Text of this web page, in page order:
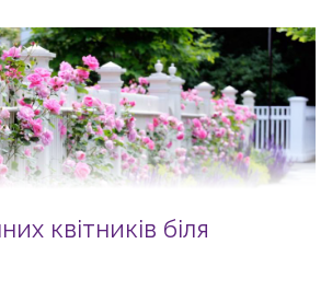
квітників біля